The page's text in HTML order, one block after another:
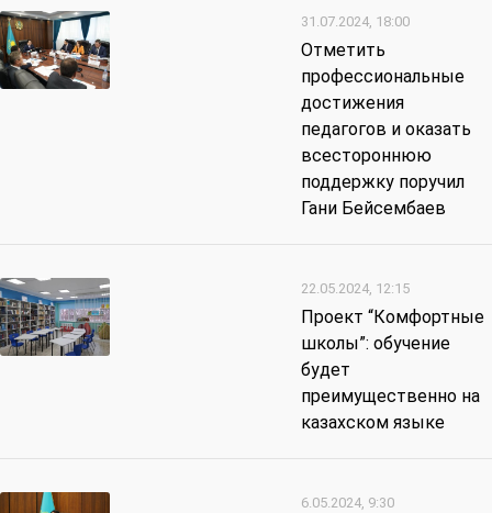
31.07.2024, 18:00
Отметить
профессиональные
достижения
педагогов и оказать
всестороннюю
поддержку поручил
Гани Бейсембаев
22.05.2024, 12:15
Проект “Комфортные
школы”: обучение
будет
преимущественно на
казахском языке
6.05.2024, 9:30